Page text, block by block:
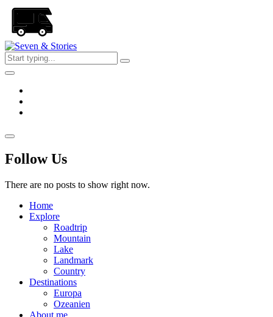
Skip
the
content
Seven
Stories
Follow Us
There are no posts to show right now.
Home
Explore
Roadtrip
Mountain
Lake
Landmark
Country
Destinations
Europa
Ozeanien
About me